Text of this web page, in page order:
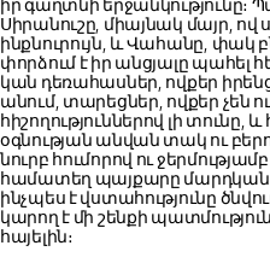
իր գաղտնի երջանկությունը։
Սիրանուշը, միայնակ մայր, ով
ինքնուրույն, և Վահանը, փակ
փորձում է իր անցյալը պահել
կան դեռահասներ, ովքեր
անում, տարեցներ, ովքեր չեն
հիշողություններով լի
օգնության անվան տակ ու
նուրբ հումորով ու
համատեղ պայքարը
ինչպես է վստահությունը
կարող է մի շենքի
հայելին։